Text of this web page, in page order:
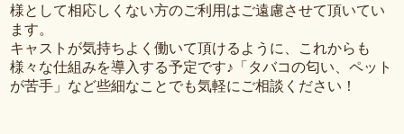
様として相応しくない方のご利用はご遠慮させて頂いてい
ます。
キャストが気持ちよく働いて頂けるように、これからも
様々な仕組みを導入する予定です♪「タバコの匂い、ペット
が苦手」など些細なことでも気軽にご相談ください！